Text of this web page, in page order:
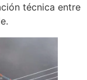
técnica entre